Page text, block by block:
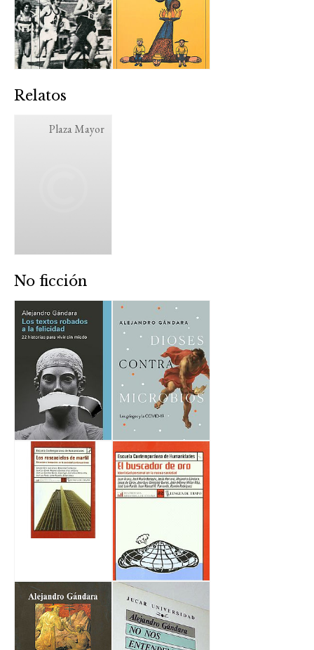
Relatos
Plaza Mayor
No ficción